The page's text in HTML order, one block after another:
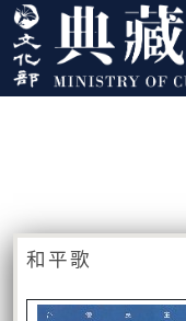
跳到主要內容
:::
和平歌